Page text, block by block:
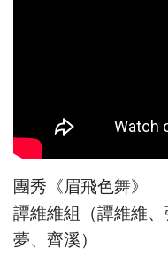
團秀《眉飛色舞》
譚維維組（譚維維
夢、齊溪）